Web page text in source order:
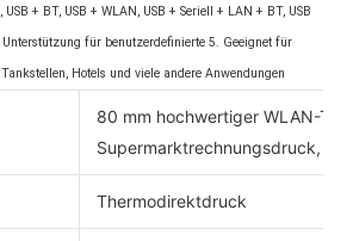
+ BT, USB + WLAN, USB + Seriell + LAN + BT, USB
für benutzerdefinierte 5. Geeignet für
Hotels und viele andere Anwendungen
80 mm hochwertiger WLAN-
Supermarktrechnungsdruck, 58
Thermodirektdruck